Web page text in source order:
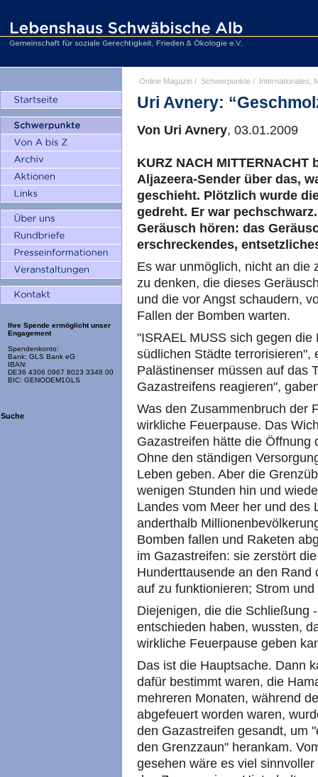
Ihre Spende ermöglicht unser
Engagement
Spendenkonto:
Bank: GLS Bank eG
IBAN:
DE36 4306 0967 8023 3348 00
BIC: GENODEM1GLS
Suche
Online Magazin / Schwerpunkte / Internationales,
Uri Avnery:
Von Uri Avnery, 03.01.2009
KURZ NACH
Aljazeera-Sender über das,
geschieht. Plötzlich wurde
gedreht. Er war
Geräusch hören: das
erschreckendes,
Es war unmöglich, nicht an die
zu denken, die dieses
und die vor Angst schaudern,
Fallen der Bomben warten.
"ISRAEL MUSS sich gegen
südlichen Städte terrorisieren",
Palästinenser müssen auf das
Gazastreifens reagieren",
Was den Zusammenbruch der
wirkliche Feuerpause. Das
Gazastreifen hätte die Öffnung
Ohne den ständigen
Leben geben. Aber die
wenigen Stunden hin und
Landes vom Meer her und des
anderthalb
Bomben fallen und Raketen
im Gazastreifen: sie zerstört
Hunderttausende an den
auf zu funktionieren; Strom
Diejenigen, die die Schließung
entschieden haben, wussten,
wirkliche Feuerpause geben
Das ist die Hauptsache. Dann
dafür bestimmt waren, die
mehreren Monaten, während
abgefeuert worden waren,
den Gazastreifen gesandt, um
den Grenzzaun" herankam.
gesehen wäre es viel